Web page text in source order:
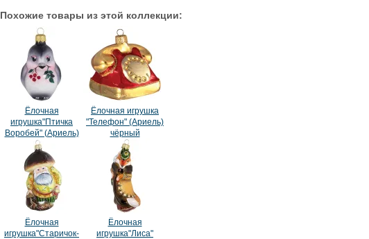
Похожие товары из этой коллекции:
Ёлочная
игрушка"Птичка
Воробей" (Ариель)
Ёлочная игрушка
"Телефон" (Ариель)
чёрный
Ёлочная
игрушка"Старичок-
Ёлочная
игрушка"Лиса"